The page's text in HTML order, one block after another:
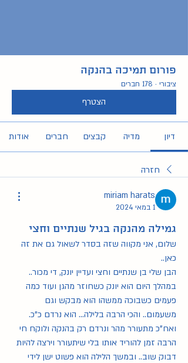
פורום תמיכה בהנקה
ציבורי · 178 חברים
הצטרף
דיון מדיה קבצים חברים אודות
חזרה
miriam harats
1 במאי 2024
גמילה מהנקה בגיל שנתיים וחצי
כאן..
הבן שלי בן שנתיים וחצי ועדיין יונק, די מכור..